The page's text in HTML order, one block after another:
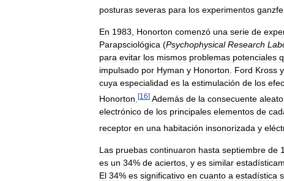
posturas severas para los experimentos
En 1983 Honorton comenzó una serie de
Parapsciológica (Psychophysical Research
para evitar los mismos problemas potenciales
impulsado por Hyman y Honorton Ford Kross y
cuya especialidad es la estimulación de los
Honorton [16] Además de la consecuente
electrónico de los principales elementos de
receptor en una habitación insonorizada y
Las pruebas continuaron hasta septiembre de
es un 34% de aciertos y es similar
El 34% es significativo en cuanto a estadística